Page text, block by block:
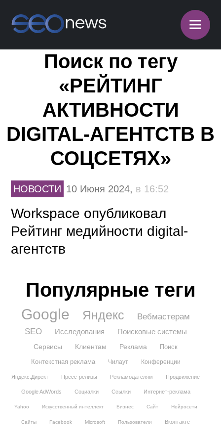
≡
Поиск по тегу
«РЕЙТИНГ
АКТИВНОСТИ
DIGITAL-АГЕНТСТВ В
СОЦСЕТЯХ»
НОВОСТИ 10 Июня 2024, в 16:52
Workspace опубликовал
Рейтинг медийности digital-
агентств
Популярные теги
Google Яндекс
Вебмастерам
SEO
Исследования Поисковые системы
Сервисы Клиентам Реклама
Поиск
Контекстная реклама
Чилаут Конференции
Яндекс.Директ Пресс-релизы Рекламодателям Продвижение
Google AdWords Социалки Ссылки Интернет-реклама
Yahoo Искусственный интеллект Бизнес Сайт Нейросети
Сайты Facebook Microsoft Пользователи Вконтакте